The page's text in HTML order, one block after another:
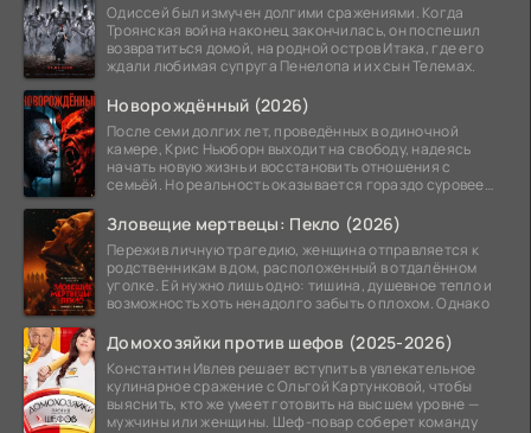
Одиссей был измучен долгими сражениями. Когда
Троянская война наконец закончилась, он поспешил
возвратиться домой, на родной остров Итака, где его
ждали любимая супруга Пенелопа и их сын Телемах.
Новорождённый (2026)
После семи долгих лет, проведённых в одиночной
камере, Крис Ньюборн выходит на свободу, надеясь
начать новую жизнь и восстановить отношения с
семьёй. Но реальность оказывается гораздо суровее
Зловещие мертвецы: Пекло (2026)
Пережив личную трагедию, женщина отправляется к
родственникам в дом, расположенный в отдалённом
уголке. Ей нужно лишь одно: тишина, душевное тепло и
возможность хоть ненадолго забыть о плохом. Однако
Домохозяйки против шефов (2025-2026)
Константин Ивлев решает вступить в увлекательное
кулинарное сражение с Ольгой Картунковой, чтобы
выяснить, кто же умеет готовить на высшем уровне —
мужчины или женщины. Шеф-повар соберет команду